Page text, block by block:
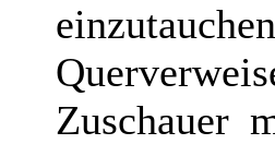
Zuschauer